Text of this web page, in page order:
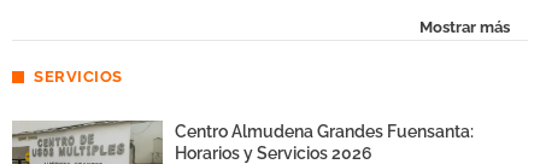
Mostrar más
SERVICIOS
Centro Almudena Grandes Fuensanta:
Horarios y Servicios 2026